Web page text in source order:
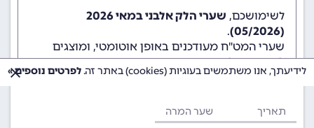
לשימושכם,
שערי הלק אלבני במאי 2026
(05/2026)
.
שערי המט"ח מעודכנים באופן אוטומטי, ומוצגים
לשימוש גולשי ומשתמשי האתר.
תאריך שער המרה
לידיעתך, אנו משתמשים בעוגיות (cookies) באתר זה. לפרטים נוספים »